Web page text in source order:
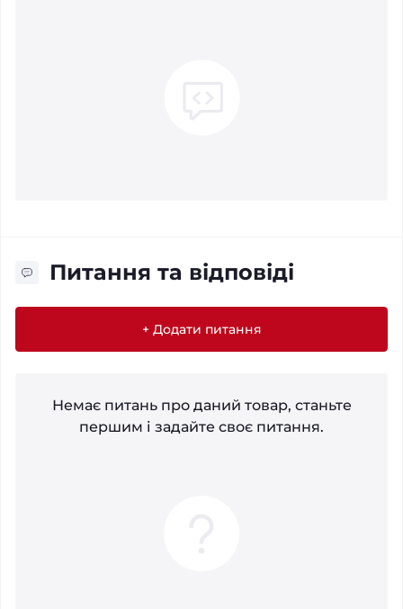
Питання та відповіді
+ Додати питання
Немає питань про даний товар, станьте
першим і задайте своє питання.